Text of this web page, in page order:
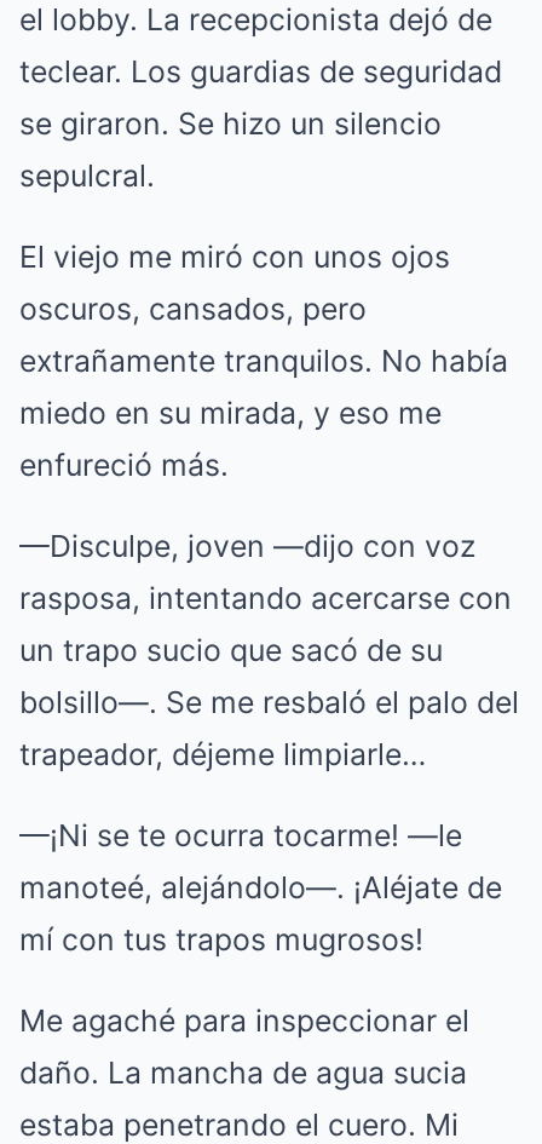
el lobby. La recepcionista dejó de
teclear. Los guardias de seguridad
se giraron. Se hizo un silencio
sepulcral.
El viejo me miró con unos ojos
oscuros, cansados, pero
extrañamente tranquilos. No había
miedo en su mirada, y eso me
enfureció más.
—Disculpe, joven —dijo con voz
rasposa, intentando acercarse con
un trapo sucio que sacó de su
bolsillo—. Se me resbaló el palo del
trapeador, déjeme limpiarle…
—¡Ni se te ocurra tocarme! —le
manoteé, alejándolo—. ¡Aléjate de
mí con tus trapos mugrosos!
Me agaché para inspeccionar el
daño. La mancha de agua sucia
estaba penetrando el cuero. Mi